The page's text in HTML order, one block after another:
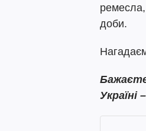
ремесла,
доби.
Україні